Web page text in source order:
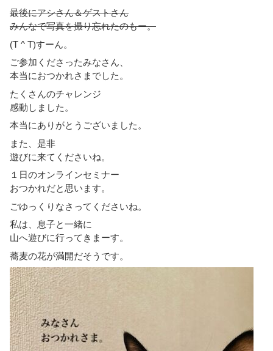
最後にアシさん＆ゲストさん
みんなで写真を撮り忘れたのもー。
(T ^ T)すーん。
ご参加くださったみなさん、
本当におつかれさまでした。
たくさんのチャレンジ
感動しました。
本当にありがとうございました。
また、是非
遊びに来てくださいね。
１日のオンラインセミナー
おつかれだと思います。
ごゆっくりなさってくださいね。
私は、息子と一緒に
山へ遊びに行ってきまーす。
蕎麦の花が満開だそうです。